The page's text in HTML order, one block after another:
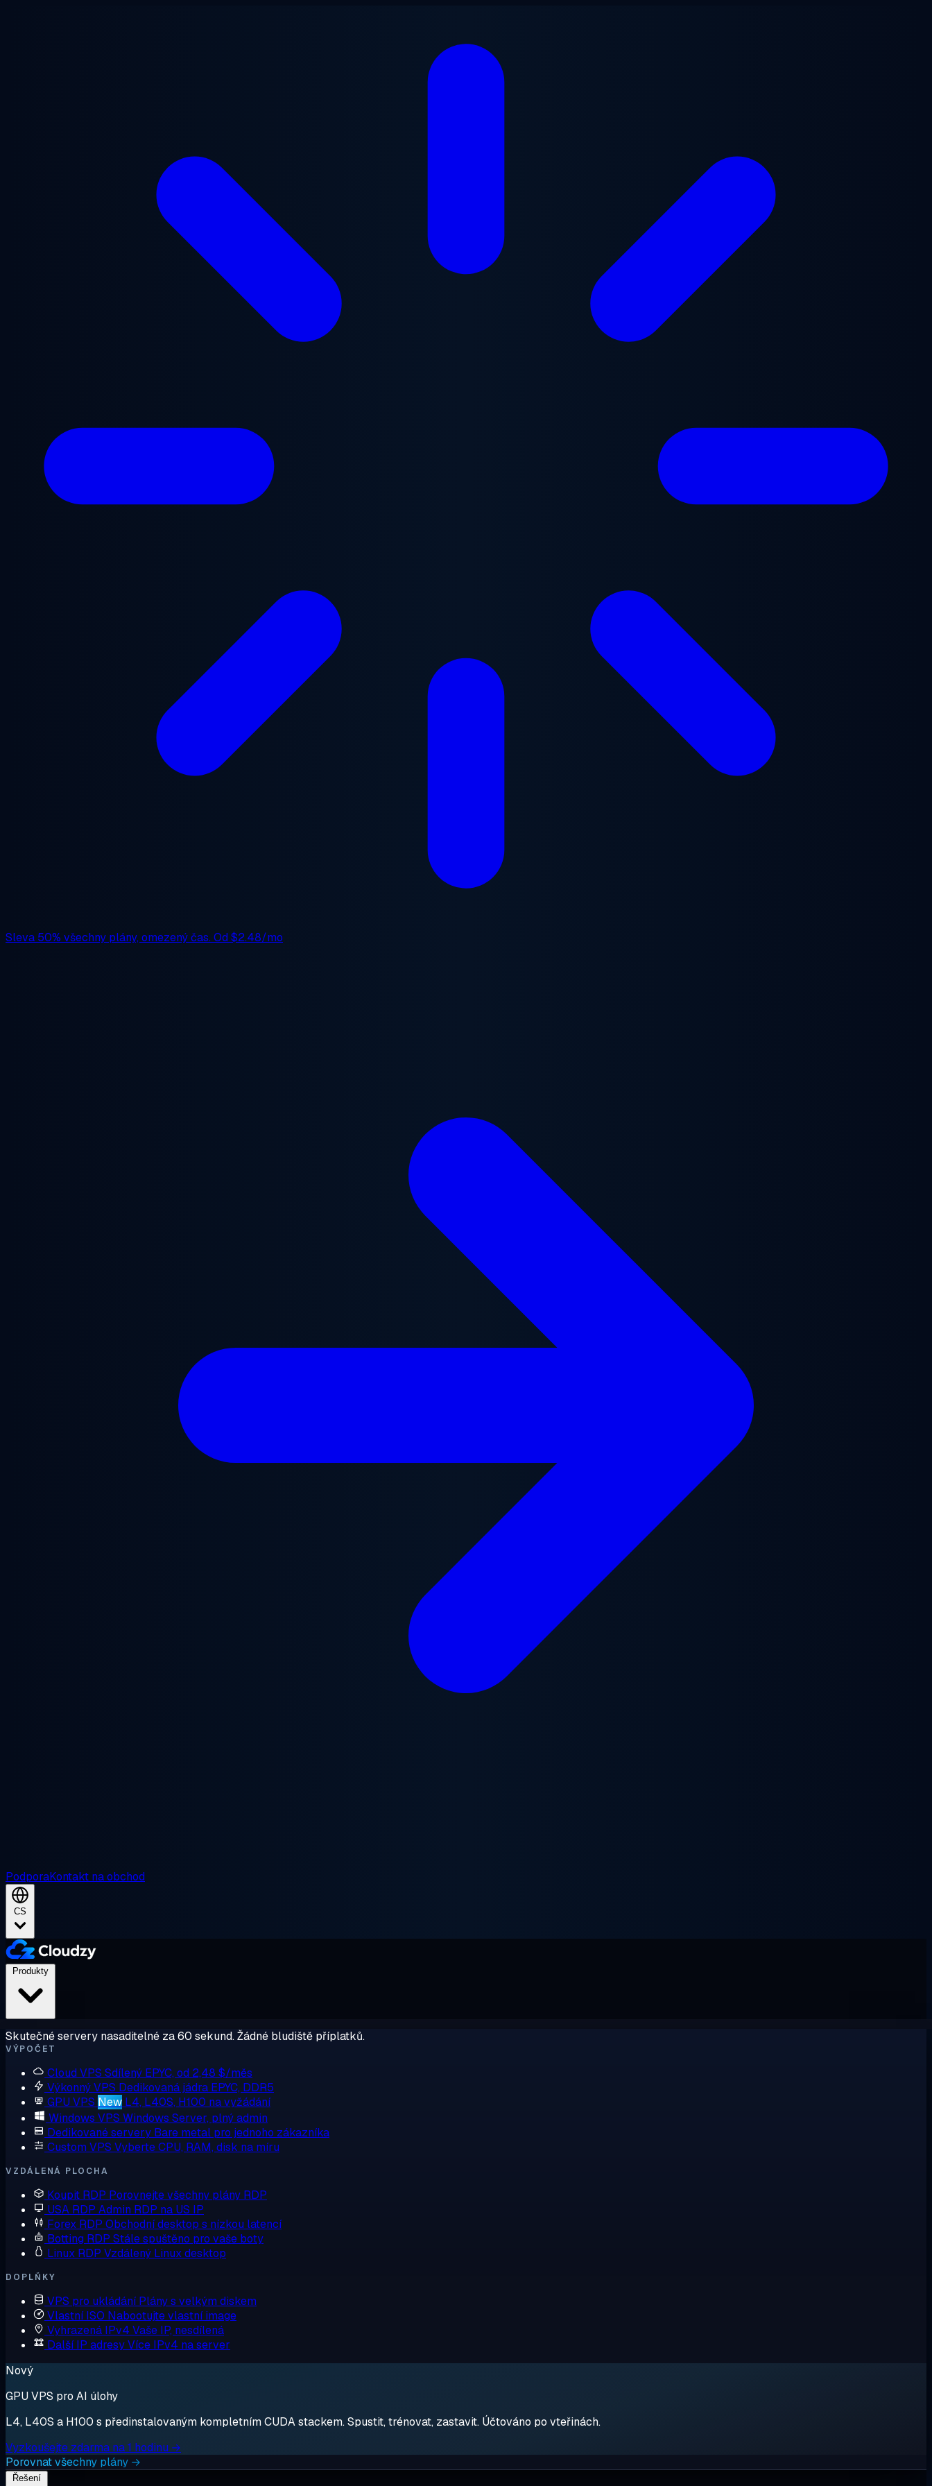
Sleva 50% všechny plány, omezený čas. Od $2.48/mo
PodporaKontakt na obchod
CS
Skutečné servery nasaditelné za 60 sekund. Žádné bludiště příplatků.
VÝPOČET
Cloud VPS Sdílený EPYC, od 2,48 $/měs
Výkonný VPS Dedikovaná jádra EPYC, DDR5
GPU VPS New L4, L40S, H100 na vyžádání
Windows VPS Windows Server, plný admin
Dedikované servery Bare metal pro jednoho zákazníka
Custom VPS Vyberte CPU, RAM, disk na míru
VZDÁLENÁ PLOCHA
Koupit RDP Porovnejte všechny plány RDP
USA RDP Admin RDP na US IP
Forex RDP Obchodní desktop s nízkou latencí
Botting RDP Stále spuštěno pro vaše boty
Linux RDP Vzdálený Linux desktop
DOPLŇKY
VPS pro ukládání Plány s velkým diskem
Vlastní ISO Nabootujte vlastní image
Vyhrazená IPv4 Vaše IP, nesdílená
Další IP adresyVíce IPv4 na server
Nový
GPU VPS pro AI úlohy
L4, L40S a H100 s předinstalovaným kompletním CUDA stackem. Spustit, trénovat, zastavit. Účtováno po vteřinách.
Vyzkoušejte zdarma na 1 hodinu →
Porovnat všechny plány →